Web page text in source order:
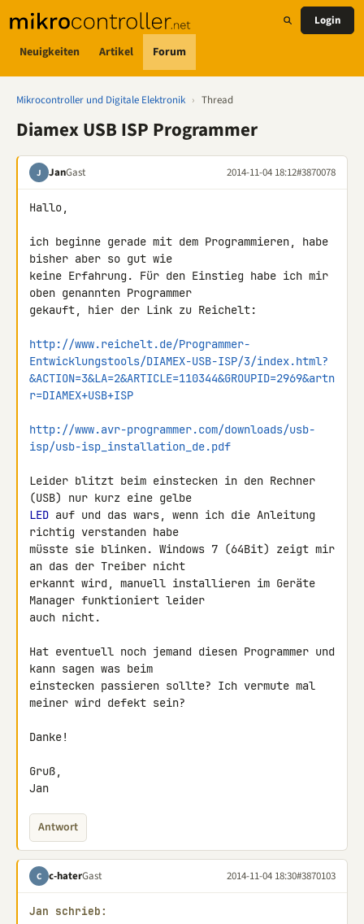
Neuigkeiten Artikel Forum
Login
Mikrocontroller und Digitale Elektronik › Thread
Diamex USB ISP Programmer
J JanGast 2014-11-04 18:12#3870078
Hallo,
ich beginne gerade mit dem Programmieren, habe
bisher aber so gut wie
keine Erfahrung. Für den Einstieg habe ich mir
oben genannten Programmer
gekauft, hier der Link zu Reichelt:
http://www.reichelt.de/Programmer-
Entwicklungstools/DIAMEX-USB-ISP/3/index.html?
&ACTION=3&LA=2&ARTICLE=110344&GROUPID=2969&artn
r=DIAMEX+USB+ISP
http://www.avr-programmer.com/downloads/usb-
isp/usb-isp_installation_de.pdf
Leider blitzt beim einstecken in den Rechner
LED auf und das wars, wenn ich die Anleitung
richtig verstanden habe
müsste sie blinken. Windows 7 (64Bit) zeigt mir
an das der Treiber nicht
erkannt wird, manuell installieren im Geräte
Manager funktioniert leider
auch nicht.
Hat eventuell noch jemand diesen Programmer und
kann sagen was beim
einstecken passieren sollte? Ich vermute mal
meiner wird defekt sein?
Danke!
Gruß,
Jan
Antwort
C c-haterGast 2014-11-04 18:30#3870103
Jan schrieb: